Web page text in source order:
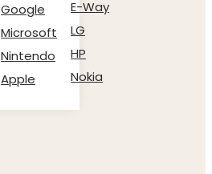
Google
Microsoft
Nintendo
Apple
E-Way
LG
HP
Nokia